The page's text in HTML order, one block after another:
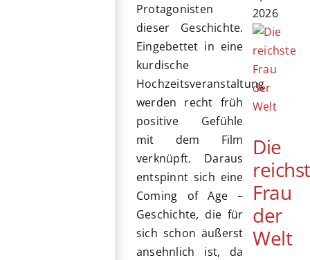
Protagonisten
dieser Geschichte.
Eingebettet in eine
kurdische
Hochzeitsveranstaltung
werden recht früh
positive Gefühle
mit dem Film
verknüpft. Daraus
entspinnt sich eine
Coming of Age –
Geschichte, die für
sich schon äußerst
ansehnlich ist, da
2026
Die
Frau
der
Welt